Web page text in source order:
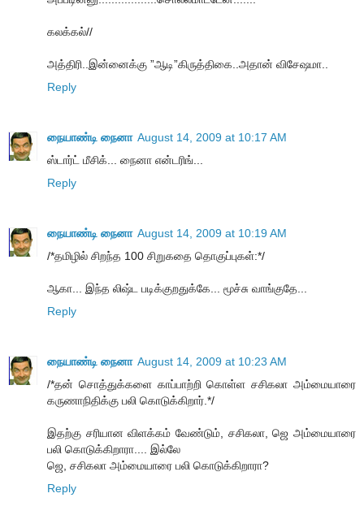
கலக்கல்//
அத்திரி..இன்னைக்கு ”ஆடி”கிருத்திகை..அதான் விசேஷமா..
Reply
நையாண்டி நைனா August 14, 2009 at 10:17 AM
ஸ்டார்ட் மீசிக்... நைனா என்டரிங்...
Reply
நையாண்டி நைனா August 14, 2009 at 10:19 AM
/*தமிழில் சிறந்த 100 சிறுகதை தொகுப்புகள்:*/
ஆகா... இந்த லிஷ்ட படிக்குறதுக்கே... மூச்சு வாங்குதே...
Reply
நையாண்டி நைனா August 14, 2009 at 10:23 AM
/*தன் சொத்துக்களை காப்பாற்றி கொள்ள சசிகலா அம்மையாரை
கருணாநிதிக்கு பலி கொடுக்கிறார்.*/
இதற்கு சரியான விளக்கம் வேண்டும், சசிகலா, ஜெ அம்மையாரை
பலி கொடுக்கிறாரா.... இல்லே
ஜெ, சசிகலா அம்மையாரை பலி கொடுக்கிறாரா?
Reply